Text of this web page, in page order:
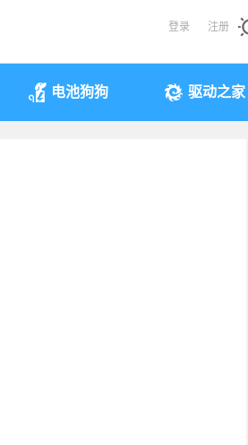
登录 注册
电池狗狗 驱动之家